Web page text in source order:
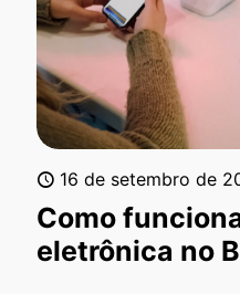
16 de setembro de
Como
eletrônica no